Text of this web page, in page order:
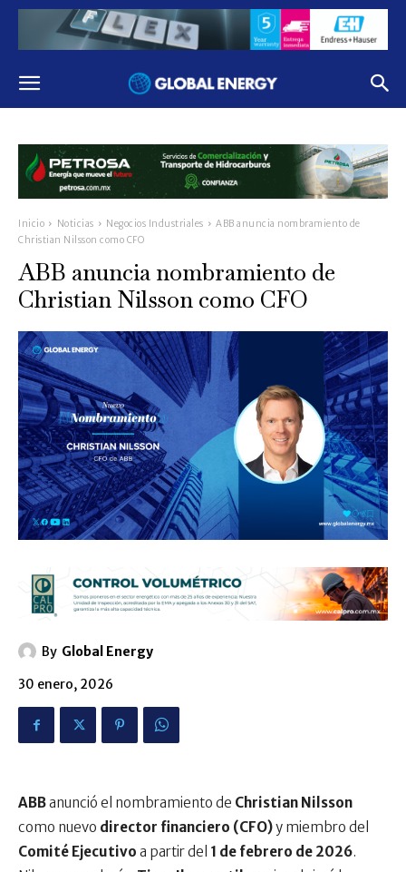
Inicio Noticias Negocios Industriales
ABB anuncia nombramiento de
Christian Nilsson como CFO
ABB anuncia nombramiento de
Christian Nilsson como CFO
By Global Energy
30 enero, 2026
ABBanunció el nombramiento de Christian Nilsson
como nuevo director financiero (CFO)y miembro del
Comité Ejecutivo a partir del 1 de febrero de 2026.